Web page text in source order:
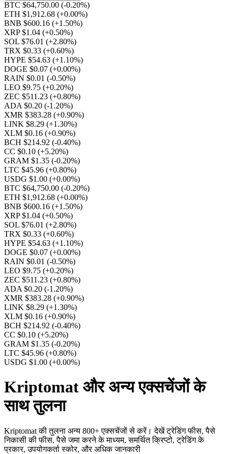
BTC $64,750.00 (-0.20%)
ETH $1,912.68 (+0.00%)
BNB $600.16 (+1.50%)
XRP $1.04 (+0.50%)
SOL $76.01 (+2.80%)
TRX $0.33 (+0.60%)
HYPE $54.63 (+1.10%)
DOGE $0.07 (+0.00%)
RAIN $0.01 (-0.50%)
LEO $9.75 (+0.20%)
ZEC $511.23 (+0.80%)
ADA $0.20 (-1.20%)
XMR $383.28 (+0.90%)
LINK $8.29 (+1.30%)
XLM $0.16 (+0.90%)
BCH $214.92 (-0.40%)
CC $0.10 (+5.20%)
GRAM $1.35 (-0.20%)
LTC $45.96 (+0.80%)
USDG $1.00 (+0.00%)
BTC $64,750.00 (-0.20%)
ETH $1,912.68 (+0.00%)
BNB $600.16 (+1.50%)
XRP $1.04 (+0.50%)
SOL $76.01 (+2.80%)
TRX $0.33 (+0.60%)
HYPE $54.63 (+1.10%)
DOGE $0.07 (+0.00%)
RAIN $0.01 (-0.50%)
LEO $9.75 (+0.20%)
ZEC $511.23 (+0.80%)
ADA $0.20 (-1.20%)
XMR $383.28 (+0.90%)
LINK $8.29 (+1.30%)
XLM $0.16 (+0.90%)
BCH $214.92 (-0.40%)
CC $0.10 (+5.20%)
GRAM $1.35 (-0.20%)
LTC $45.96 (+0.80%)
USDG $1.00 (+0.00%)
Kriptomat और अन्य एक्सचेंजों के
साथ तुलना
Kriptomat की तुलना अन्य 800+ एक्सचेंजों से करें। देखें ट्रेडिंग फीस, पैसे
निकासी की फीस, पैसे जमा करने के माध्यम, समर्थित क्रिप्टो, ट्रेडिंग के
प्रकार, उपयोगकर्ता स्कोर, और अधिक जानकारी